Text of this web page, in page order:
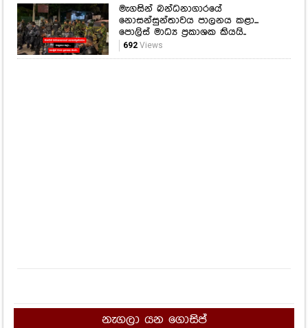
මැගසින් බන්ධනාගාරයේ
නොසන්සුන්තාවය පාලනය කළා...
පොලිස් මාධ්‍ය ප්‍රකාශක කියයි..
692Views
නැගලා යන ගොසිප්